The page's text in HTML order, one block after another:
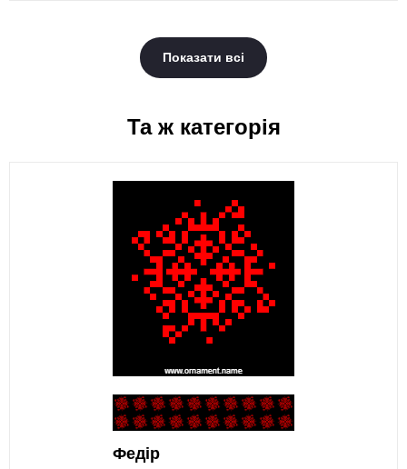
Показати всі
Та ж категорія
Федір